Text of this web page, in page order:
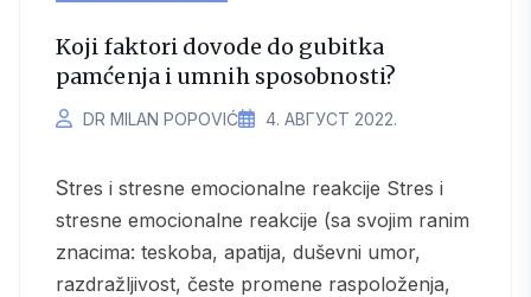
Koji faktori dovode do gubitka
pamćenja i umnih sposobnosti?
DR MILAN POPOVIĆ 4. АВГУСТ 2022.
Stres i stresne emocionalne reakcije Stres i
stresne emocionalne reakcije (sa svojim ranim
znacima: teskoba, apatija, duševni umor,
razdražljivost, česte promene raspoloženja,